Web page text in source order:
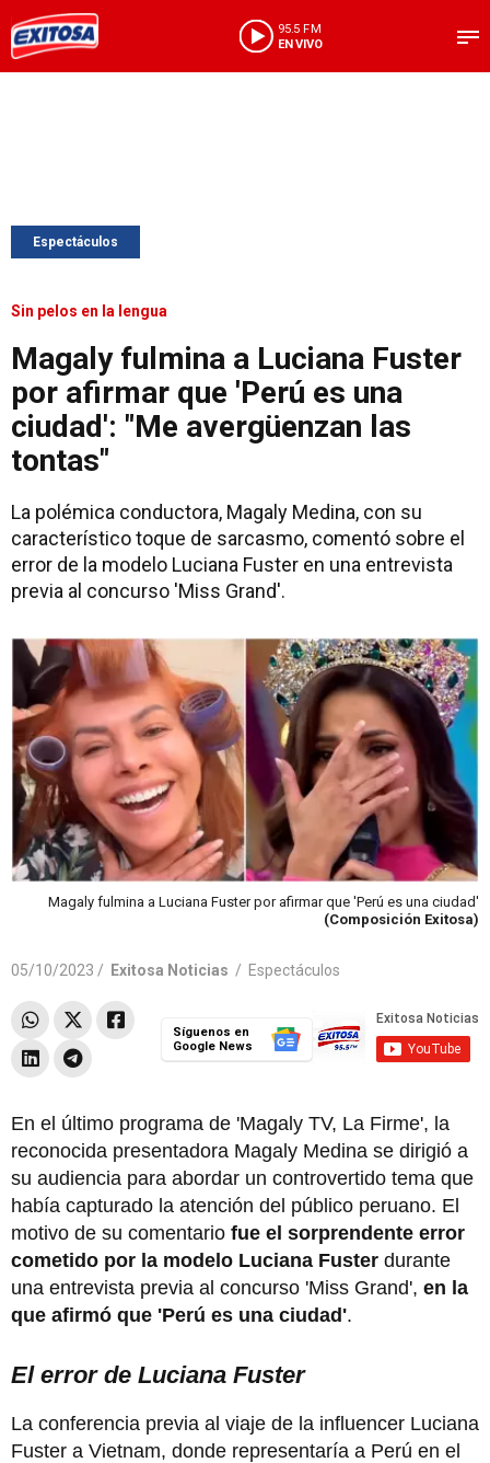
95.5 FM
EN VIVO
Espectáculos
Sin pelos en la lengua
Magaly fulmina a Luciana Fuster
por afirmar que 'Perú es una
ciudad': "Me avergüenzan las
tontas"
La polémica conductora, Magaly Medina, con su
característico toque de sarcasmo, comentó sobre el
error de la modelo Luciana Fuster en una entrevista
previa al concurso 'Miss Grand'.
Magaly fulmina a Luciana Fuster por afirmar que 'Perú es una ciudad'
(Composición Exitosa)
05/10/2023 / Exitosa Noticias / Espectáculos
Síguenos en
Google News
En el último programa de 'Magaly TV, La Firme', la
reconocida presentadora Magaly Medina se dirigió a
su audiencia para abordar un controvertido tema que
había capturado la atención del público peruano. El
motivo de su comentario fue el sorprendente error
cometido por la modelo Luciana Fuster durante
una entrevista previa al concurso 'Miss Grand', en la
que afirmó que 'Perú es una ciudad'.
El error de Luciana Fuster
La conferencia previa al viaje de la influencer Luciana
Fuster a Vietnam, donde representaría a Perú en el